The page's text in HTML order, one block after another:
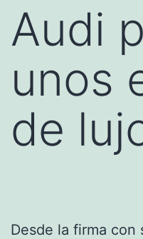
Audi
unos
de
Desde la firma con